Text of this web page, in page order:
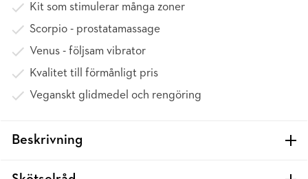
Kit som stimulerar många zoner
Scorpio - prostatamassage
Venus - följsam vibrator
Kvalitet till förmånligt pris
Veganskt glidmedel och rengöring
Beskrivning